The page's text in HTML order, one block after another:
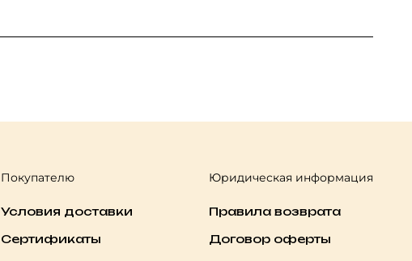
Покупателю
Условия доставки
Сертификаты
Юридическая информация
Правила возврата
Договор оферты